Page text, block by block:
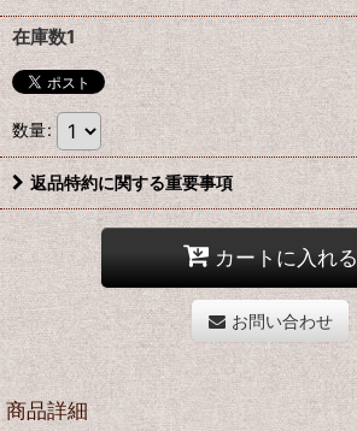
在庫数1
数量:
返品特約に関する重要事項
カートに入れる
お問い合わせ
商品詳細